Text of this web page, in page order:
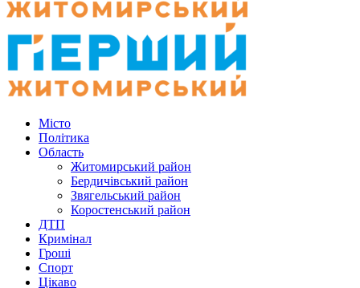
Місто
Політика
Область
Житомирський район
Бердичівський район
Звягельський район
Коростенський район
ДТП
Кримінал
Гроші
Спорт
Цікаво